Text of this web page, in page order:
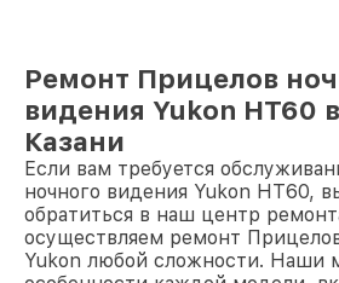
Ремонт Прицелов
видения Yukon HT60
Казани
Если вам требуется
ночного видения Yukon HT60,
обратиться в наш центр
осуществляем ремонт
Yukon любой сложности. Наши